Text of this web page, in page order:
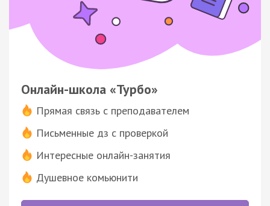
Онлайн-школа «Турбо»
Прямая связь с преподавателем
Письменные дз с проверкой
Интересные онлайн-занятия
Душевное комьюнити